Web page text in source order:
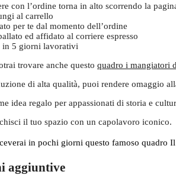
con l’ordine torna in alto scorrendo la
al carrello
per te dal momento dell’ordine
ed affidato al corriere espresso
in 5 giorni lavorativi
trovare anche questo quadro i mangiatori
di alta qualità, puoi rendere omaggio
idea regalo per appassionati di storia e
il tuo spazio con un capolavoro iconico.
in pochi giorni questo famoso quadro
aggiuntive